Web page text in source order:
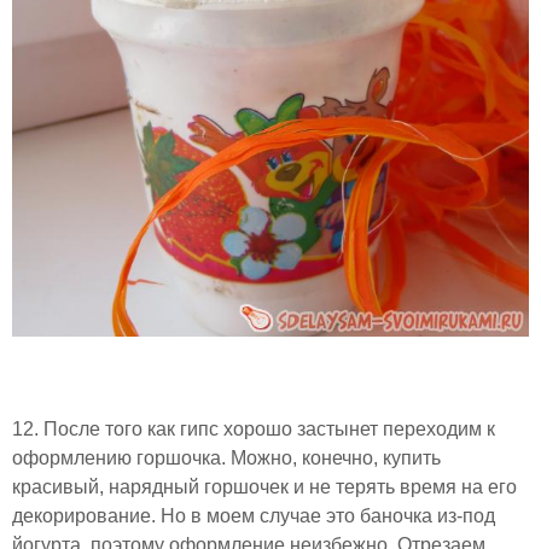
12. После того как гипс хорошо застынет переходим к
оформлению горшочка. Можно, конечно, купить
красивый, нарядный горшочек и не терять время на его
декорирование. Но в моем случае это баночка из-под
йогурта, поэтому оформление неизбежно. Отрезаем